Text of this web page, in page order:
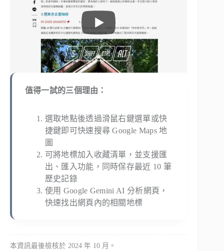
值得一試的三個理由：
選取地點後透過滑鼠右鍵選單或快
捷鍵即可快速搜尋 Google Maps 地
圖
可將地標加入收藏清單，並支援匯
出、匯入功能，同時保存最近 10 筆
歷史記錄
使用 Google Gemini AI 分析網頁，
快速找出網頁內的相關地標
本資訊最後檢核於 2024 年 10 月。